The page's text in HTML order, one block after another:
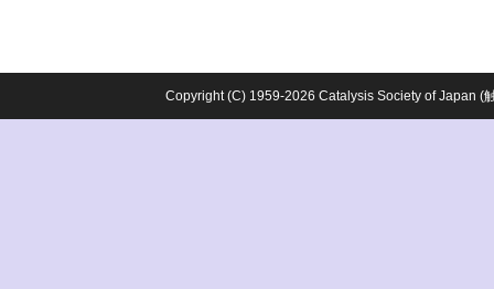
Copyright (C) 1959-2026 Catalysis Society of Japan (